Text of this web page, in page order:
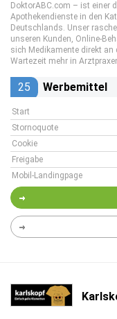
DoktorABC.com – ist einer
Apothekendienste in den
Deutschlands. Unser
unseren Kunden, Online-
sich Medikamente direkt an
Wartezeit mehr in
25 Werbemittel
Start
Stornoquote
Cookie
Freigabe
Mobil-Landingpage